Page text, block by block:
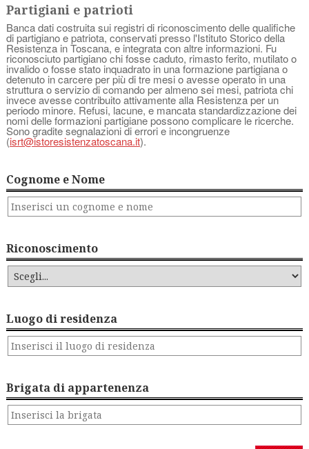
Partigiani e patrioti
Banca dati costruita sui registri di riconoscimento delle qualifiche
di partigiano e patriota, conservati presso l'Istituto Storico della
Resistenza in Toscana, e integrata con altre informazioni. Fu
riconosciuto partigiano chi fosse caduto, rimasto ferito, mutilato o
invalido o fosse stato inquadrato in una formazione partigiana o
detenuto in carcere per più di tre mesi o avesse operato in una
struttura o servizio di comando per almeno sei mesi, patriota chi
invece avesse contribuito attivamente alla Resistenza per un
periodo minore. Refusi, lacune, e mancata standardizzazione dei
nomi delle formazioni partigiane possono complicare le ricerche.
Sono gradite segnalazioni di errori e incongruenze
(isrt@istoresistenzatoscana.it).
Cognome e Nome
Riconoscimento
Luogo di residenza
Brigata di appartenenza